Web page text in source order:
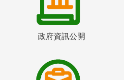
政府資訊公開